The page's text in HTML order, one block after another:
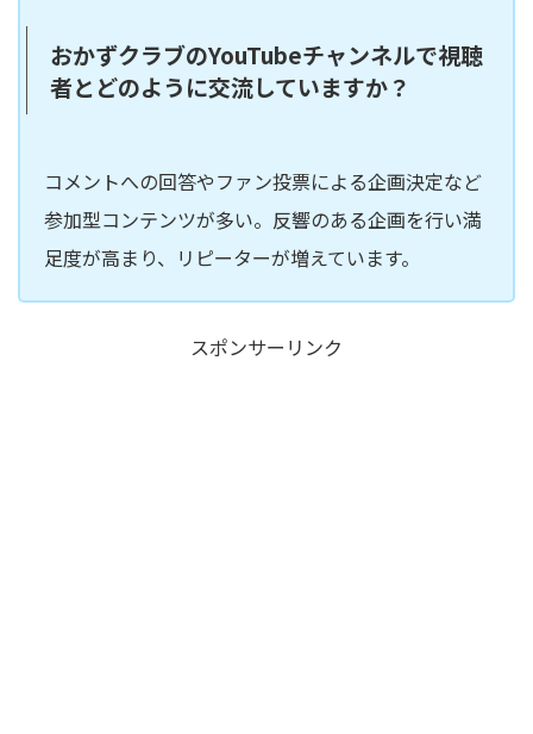
おかずクラブのYouTubeチャンネルで視聴
者とどのように交流していますか？
コメントへの回答やファン投票による企画決定など
参加型コンテンツが多い。反響のある企画を行い満
足度が高まり、リピーターが増えています。
スポンサーリンク